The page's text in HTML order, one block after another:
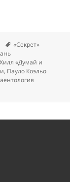
Метки
«Секрет»
«Думай и
, Пауло Коэльо